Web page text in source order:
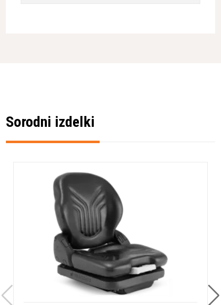
Sorodni izdelki